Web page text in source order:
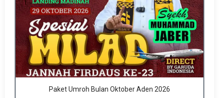
Paket Umroh Bulan Oktober Aden 2026